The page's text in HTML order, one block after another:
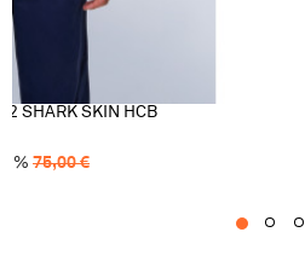
2 SHARK SKIN HCB
% 75,00€